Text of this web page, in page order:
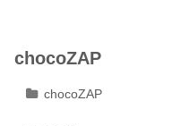
chocoZAP
chocoZAP